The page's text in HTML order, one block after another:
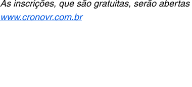
As inscrições, que são gratuitas, serão
www.cronovr.com.br